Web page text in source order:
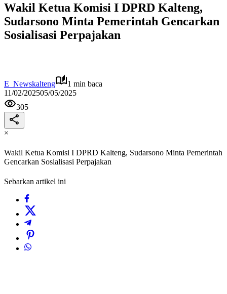
Wakil Ketua Komisi I DPRD Kalteng,
Sudarsono Minta Pemerintah Gencarkan
Sosialisasi Perpajakan
E_Newskalteng
1 min baca
11/02/202505/05/2025
305
×
Wakil Ketua Komisi I DPRD Kalteng, Sudarsono Minta Pemerintah
Gencarkan Sosialisasi Perpajakan
Sebarkan artikel ini